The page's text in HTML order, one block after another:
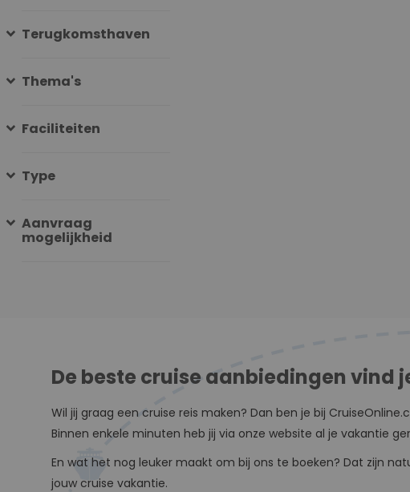
Terugkomsthaven
Thema's
Faciliteiten
Type
Aanvraag
mogelijkheid
De beste cruise aanbiedingen vind
Wil jij graag een cruise reis maken? Dan ben je bij
Binnen enkele minuten heb jij via onze website al je vakantie
En wat het nog leuker maakt om bij ons te boeken? Dat zijn
jouw cruise vakantie.